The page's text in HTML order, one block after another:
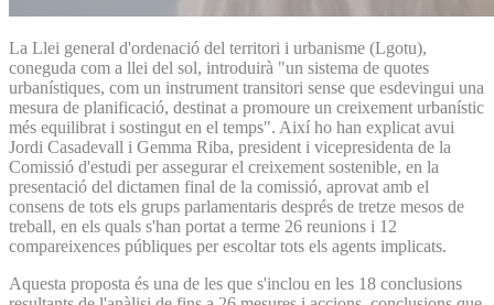
La Llei general d'ordenació del territori i urbanisme (Lgotu),
coneguda com a llei del sol, introduirà "un sistema de quotes
urbanístiques, com un instrument transitori sense que esdevingui una
mesura de planificació, destinat a promoure un creixement urbanístic
més equilibrat i sostingut en el temps". Així ho han explicat avui
Jordi Casadevall i Gemma Riba, president i vicepresidenta de la
Comissió d'estudi per assegurar el creixement sostenible, en la
presentació del dictamen final de la comissió, aprovat amb el
consens de tots els grups parlamentaris després de tretze mesos de
treball, en els quals s'han portat a terme 26 reunions i 12
compareixences públiques per escoltar tots els agents implicats.
Aquesta proposta és una de les que s'inclou en les 18 conclusions